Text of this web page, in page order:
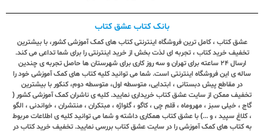
بانک کتاب عشق کتاب
عشق کتاب ، کامل ترین فروشگاه اینترنتی کتاب های کمک آموزشی کشور، با بیشترین
تخفیف خرید کتاب ، تجربه ای لذت بخش از خرید اینترنتی را برای شما تداعی می کند.
ارسال ٢٤ ساعته برای تهران و سه روز کاری برای شهرستان ها حاصل تجربه ی چندین
ساله ی این فروشگاه اینترنتی است. شما می توانید کلیه کتاب های کمک آموزشی خود را
در مقاطع پیش دبستانی ، ابتدایی، متوسطه اول، متوسطه دوم، کنکور با بیشترین
تخفیف ممکن از سایت عشق کتاب خریداری نمایید. کلیه ی ناشران کمک آموزشی کشور (
گاج ، خیلی سبز ، مهروماه ، قلم چی ، کاگو ، گلواژه ، مبتکران ، منتشران ، خواندنی ، الگو
، کلاغ سپید ، و ...) با عشق کتاب همکاری داشته و شما می توانید کلیه ی اطلاعات مربوط
به کتاب های کمک آموزشی را در سایت عشق کتاب بررسی نمایید. تخفیف خرید کتاب در